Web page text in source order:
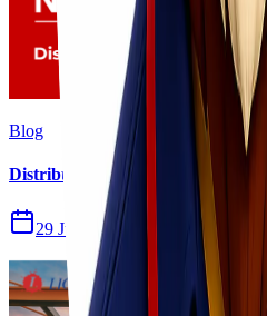
Blog
Distribusi Pengiriman Rokok
29 Jul 2026